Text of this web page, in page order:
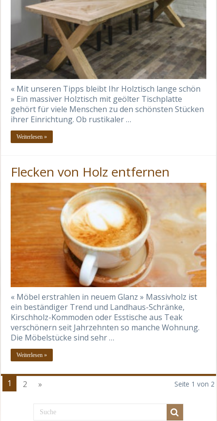
« Mit unseren Tipps bleibt Ihr Holztisch lange schön
» Ein massiver Holztisch mit geölter Tischplatte
gehört für viele Menschen zu den schönsten Stücken
ihrer Einrichtung. Ob rustikaler …
Weiterlesen »
Flecken von Holz entfernen
« Möbel erstrahlen in neuem Glanz » Massivholz ist
ein beständiger Trend und Landhaus-Schränke,
Kirschholz-Kommoden oder Esstische aus Teak
verschönern seit Jahrzehnten so manche Wohnung.
Die Möbelstücke sind sehr …
Weiterlesen »
Seite 1 von 2
1 2 »